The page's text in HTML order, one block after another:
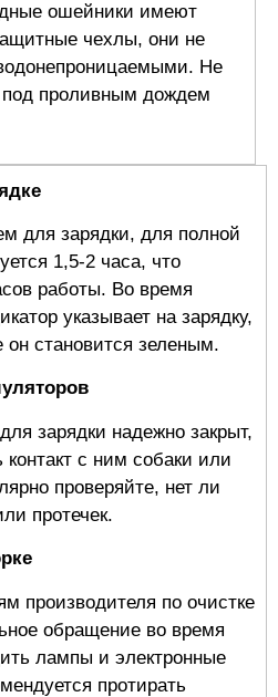
ошейники имеют
чехлы, они не
Не
проливным дождем
для зарядки, для полной
1,5-2 часа, что
работы. Во время
указывает на зарядку,
он становится зеленым.
зарядки надежно закрыт,
контакт с ним собаки или
проверяйте, нет ли
протечек.
производителя по очистке
обращение во время
лампы и электронные
протирать